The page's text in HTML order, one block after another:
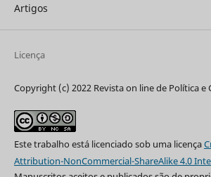
Artigos
Licença
Copyright (c) 2022 Revista on line de Política e
Este trabalho está licenciado sob uma licença
Attribution-NonCommercial-ShareAlike 4.0